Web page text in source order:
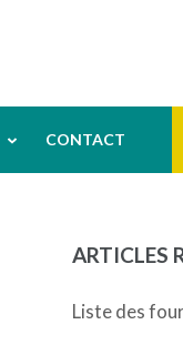
CONTACT
ARTICLES
Liste des